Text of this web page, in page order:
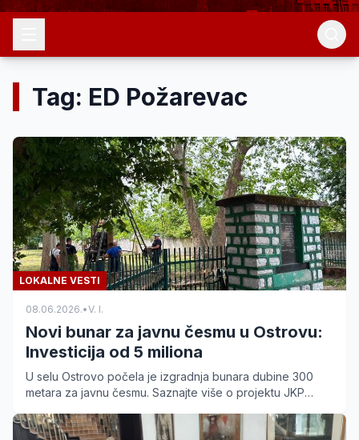
Tag: ED Požarevac
LOKALNE VESTI
08.06.2026.•V. I.
Novi bunar za javnu česmu u Ostrovu:
Investicija od 5 miliona
U selu Ostrovo počela je izgradnja bunara dubine 300
metara za javnu česmu. Saznajte više o projektu JKP